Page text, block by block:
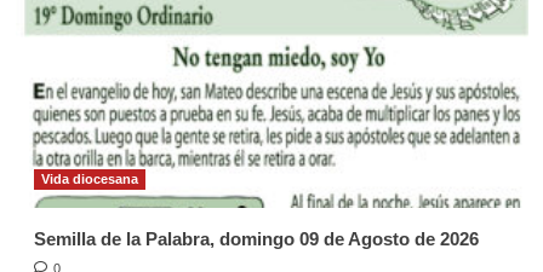
Vida diocesana
Semilla de la Palabra, domingo 09 de Agosto de 2026
0